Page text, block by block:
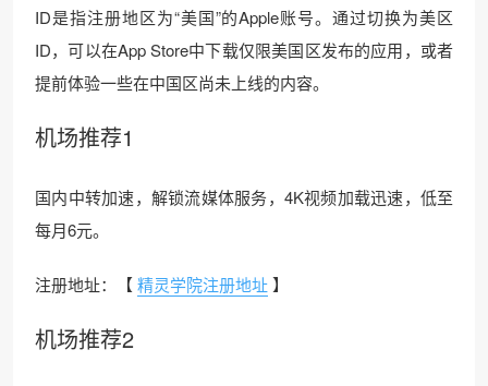
ID是指注册地区为“美国”的Apple账号。通过切换为美区
ID，可以在App Store中下载仅限美国区发布的应用，或者
提前体验一些在中国区尚未上线的内容。
机场推荐1
国内中转加速，解锁流媒体服务，4K视频加载迅速，低至
每月6元。
注册地址：【精灵学院注册地址】
机场推荐2